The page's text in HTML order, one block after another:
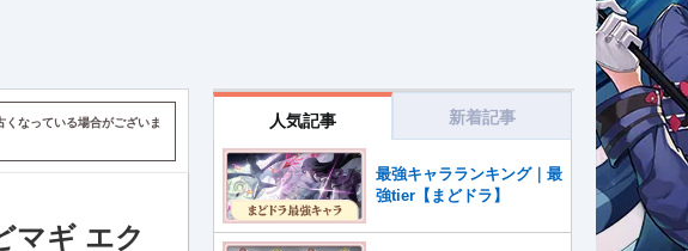
なっている場合がございま
マギ エク
人気記事 新着記事
最強キャラランキング｜最
強tier【まどドラ】